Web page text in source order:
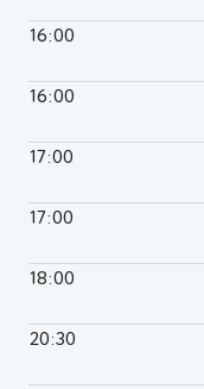
16:00
16:00
17:00
17:00
18:00
20:30